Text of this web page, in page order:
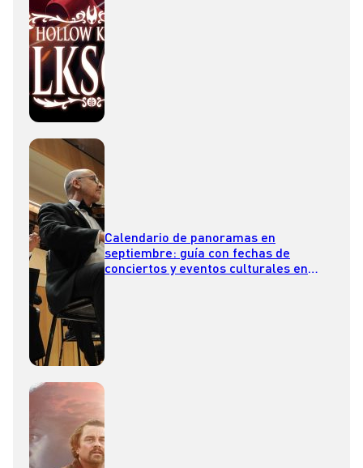
Calendario de panoramas en
septiembre: guía con fechas de
conciertos y eventos culturales en